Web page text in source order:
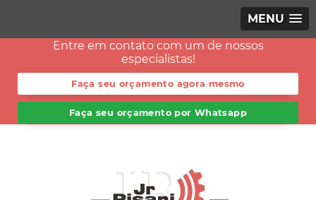
MENU
Entre em contato com um de nossos
especialistas!
Faça seu orçamento agora mesmo
Faça seu orçamento por Whatsapp